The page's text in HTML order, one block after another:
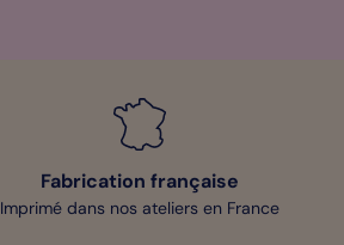
Fabrication française
Imprimé dans nos ateliers en France